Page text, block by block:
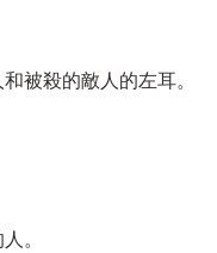
被殺的敵人的左耳。
。